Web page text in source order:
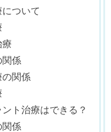
ついて
療
関係
の関係
ト治療はできる？
関係